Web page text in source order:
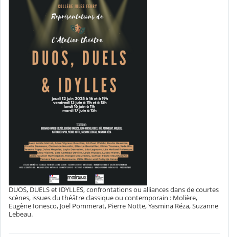
DUOS, DUELS et IDYLLES, confrontations ou alliances dans de courtes
scènes, issues du théâtre classique ou contemporain : Molière,
Eugène Ionesco, Joël Pommerat, Pierre Notte, Yasmina Réza, Suzanne
Lebeau.